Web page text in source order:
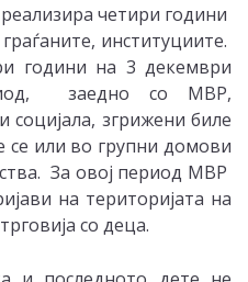
четири години
институциите.
години на 3 декември
заедно со МВР,
социјала, згрижени биле
се или во групни домови
За овој период МВР
на територијата на
со деца.